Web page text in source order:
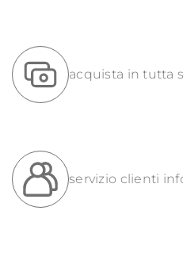
acquista in tutta
servizio clienti